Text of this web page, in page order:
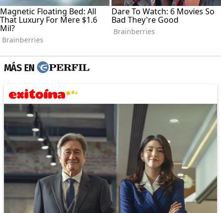
MÁS EN